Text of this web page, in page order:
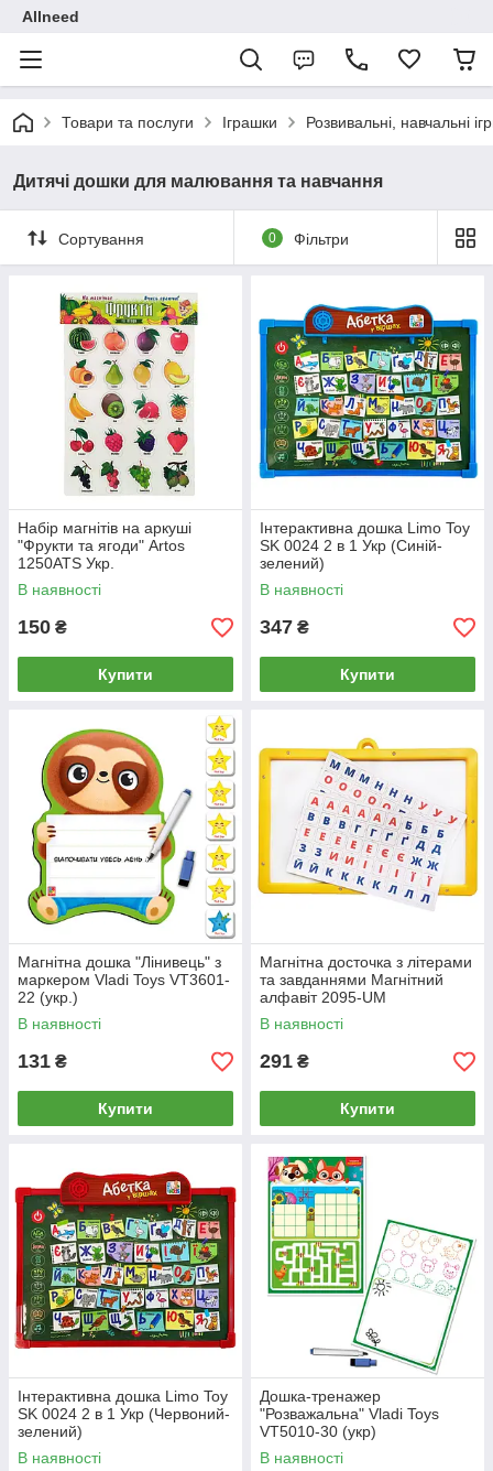
Allneed
Товари та послуги Іграшки Розвивальні, навчальні
Дитячі дошки для малювання та навчання
Сортування 0 Фільтри
Набір магнітів на аркуші
"Фрукти та ягоди" Artos
1250ATS Укр.
В наявності
150 ₴
Купити
Інтерактивна дошка Limo Toy
SK 0024 2 в 1 Укр (Синій-
зелений)
В наявності
347 ₴
Купити
Магнітна дошка "Лінивець" з
маркером Vladi Toys VT3601-
22 (укр.)
В наявності
131 ₴
Купити
Магнітна досточка з літерами
та завданнями Магнітний
алфавіт 2095-UM
В наявності
291 ₴
Купити
Інтерактивна дошка Limo Toy
SK 0024 2 в 1 Укр (Червоний-
зелений)
В наявності
Дошка-тренажер
"Розважальна" Vladi Toys
VT5010-30 (укр)
В наявності